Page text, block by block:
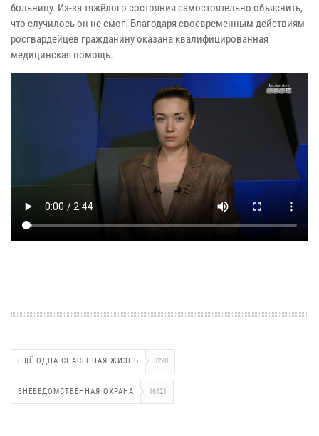
больницу. Из-за тяжёлого состояния самостоятельно объяснить,
что случилось он не смог. Благодаря своевременным действиям
росгвардейцев гражданину оказана квалифицированная
медицинская помощь.
ЕЩЁ ОДНА СПАСЕННАЯ ЖИЗНЬ 3220
ВНЕВЕДОМСТВЕННАЯ ОХРАНА 16121